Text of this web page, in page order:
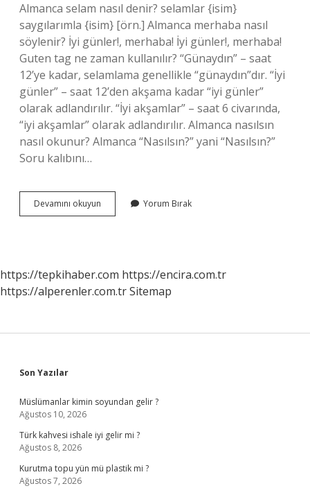
Almanca selam nasıl denir? selamlar {isim}
saygılarımla {isim} [örn.] Almanca merhaba nasıl
söylenir? İyi günler!, merhaba! İyi günler!, merhaba!
Guten tag ne zaman kullanılır? “Günaydın” – saat
12’ye kadar, selamlama genellikle “günaydın”dır. “İyi
günler” – saat 12’den akşama kadar “iyi günler”
olarak adlandırılır. “İyi akşamlar” – saat 6 civarında,
“iyi akşamlar” olarak adlandırılır. Almanca nasılsın
nasıl okunur? Almanca “Nasılsın?” yani “Nasılsın?”
Soru kalıbını…
Devamını okuyun Almanca
Selam
Yorum Bırak
https://tepkihaber.com https://encira.com.tr
https://alperenler.com.trSitemap
Sidebar
Son Yazılar
Müslümanlar kimin soyundan gelir ?
Ağustos 10, 2026
Türk kahvesi ishale iyi gelir mi ?
Ağustos 8, 2026
Kurutma topu yün mü plastik mi ?
Ağustos 7, 2026